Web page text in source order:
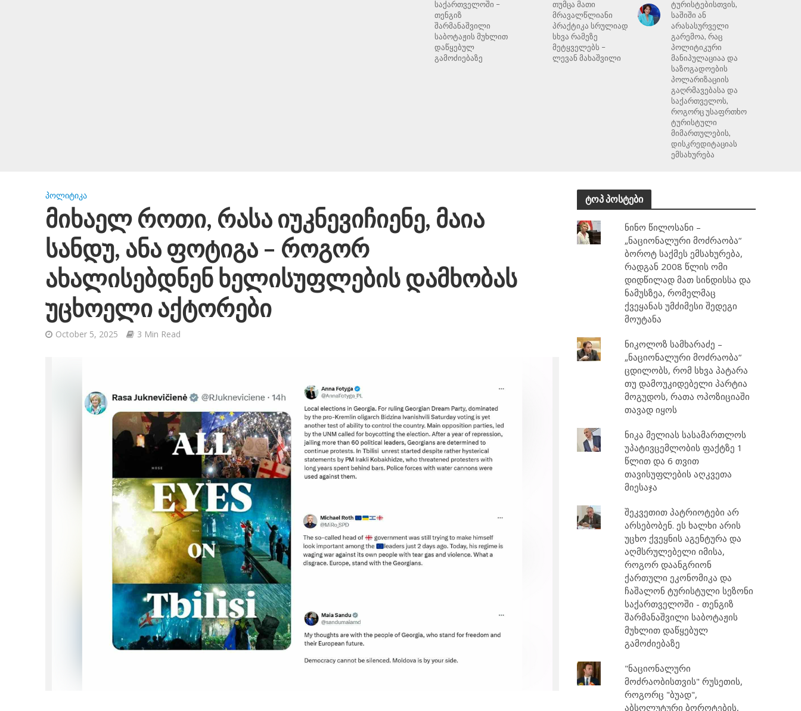
საქართველოში –
თენგიზ
შარმანაშვილი
საბოტაჟის მუხლით
დაწყებულ
გამოძიებაზე
თუმცა მათი
მრავალწლიანი
პრაქტიკა სრულიად
სხვა რამეზე
მეტყველებს –
ლევან მახაშვილი
ტურისტებისთვის,
საშიში ან
არასასურველი
გარემოა, რაც
პოლიტიკური
მანიპულაციაა და
საზოგადოების
პოლარიზაციის
გაღრმავებასა და
საქართველოს,
როგორც უსაფრთხო
ტურისტული
მიმართულების,
დისკრედიტაციას
ემსახურება
ᲞᲝᲚᲘᲢᲘᲙᲐ
მიხაელ როთი, რასა იუკნევიჩიენე, მაია
სანდუ, ანა ფოტიგა – როგორ
ახალისებდნენ ხელისუფლების დამხობას
უცხოელი აქტორები
October 5, 2025 3 Min Read
ტოპ პოსტები
ნინო წილოსანი –
„ნაციონალური მოძრაობა“
ბოროტ საქმეს ემსახურება,
რადგან 2008 წლის ომი
დიდწილად მათ სინდისსა და
ნამუსზეა, რომელმაც
ქვეყანას უმძიმესი შედეგი
მოუტანა
ნიკოლოზ სამხარაძე –
„ნაციონალური მოძრაობა“
ცდილობს, რომ სხვა პატარა
თუ დამოუკიდებელი პარტია
მოგუდოს, რათა ოპოზიციაში
თავად იყოს
ნიკა მელიას სასამართლოს
უპატივცემლობის ფაქტზე 1
წლით და 6 თვით
თავისუფლების აღკვეთა
მიესაჯა
შეკვეთით პატრიოტები არ
არსებობენ. ეს ხალხი არის
უცხო ქვეყნის აგენტურა და
აღმსრულებელი იმისა,
როგორ დაანგრიონ
ქართული ეკონომიკა და
ჩაშალონ ტურისტული სეზონი
საქართველოში - თენგიზ
შარმანაშვილი საბოტაჟის
მუხლით დაწყებულ
გამოძიებაზე
"ნაციონალური
მოძრაობისთვის" რუსეთის,
როგორც "ბუად",
აბსოლუტური ბოროტების,